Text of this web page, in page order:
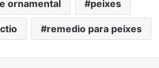
ornamental peixes
remedio para peixes